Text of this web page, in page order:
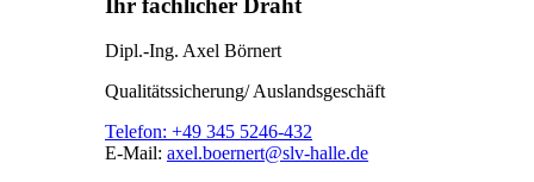
Dipl.-Ing. Axel Börnert
Qualitätssicherung/ Auslandsgeschäft
Telefon: +49 345 5246-432
E-Mail: axel.boernert@slv-halle.de